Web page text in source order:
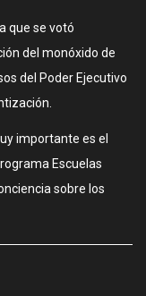
que se votó
del monóxido de
del Poder Ejecutivo
importante es el
Escuelas
sobre los